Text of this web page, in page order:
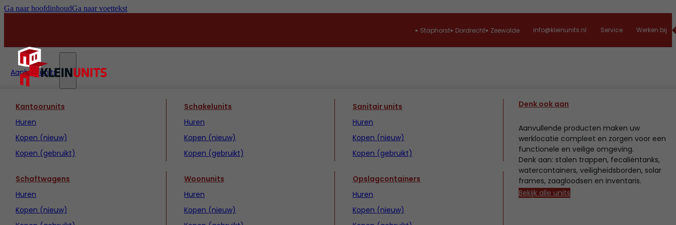
Ga naar hoofdinhoudGa naar voettekst
Staphorst Dordrecht Zeewolde info@kleinunits.nl Service Werken bij
Aanbod units
Kantoorunits
Huren
Kopen (nieuw)
Kopen (gebruikt)
Schakelunits
Huren
Kopen (nieuw)
Kopen (gebruikt)
Sanitair units
Huren
Kopen (nieuw)
Kopen (gebruikt)
Schaftwagens
Huren
Kopen (nieuw)
Woonunits
Huren
Kopen (nieuw)
Opslagcontainers
Huren
Kopen (nieuw)
Denk ook aan
Aanvullende producten maken uw
werklocatie compleet en zorgen voor een
functionele en veilige omgeving.
Denk aan: stalen trappen, fecaliëntanks,
watercontainers, veiligheidsborden, solar
frames, zaagloodsen en inventaris.
Bekijk alle units